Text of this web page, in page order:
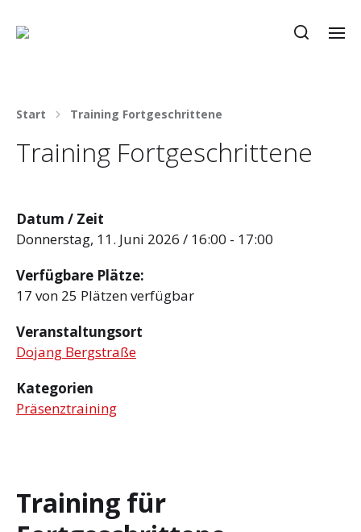
Start Training Fortgeschrittene
Training Fortgeschrittene
Datum / Zeit
Donnerstag, 11. Juni 2026 / 16:00 - 17:00
Verfügbare Plätze:
17 von 25 Plätzen verfügbar
Veranstaltungsort
Dojang Bergstraße
Kategorien
Präsenztraining
Training für